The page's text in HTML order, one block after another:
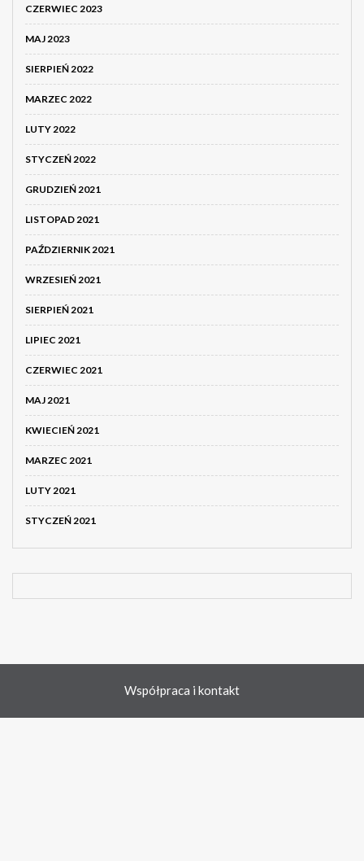
CZERWIEC 2023
MAJ 2023
SIERPIEŃ 2022
MARZEC 2022
LUTY 2022
STYCZEŃ 2022
GRUDZIEŃ 2021
LISTOPAD 2021
PAŹDZIERNIK 2021
WRZESIEŃ 2021
SIERPIEŃ 2021
LIPIEC 2021
CZERWIEC 2021
MAJ 2021
KWIECIEŃ 2021
MARZEC 2021
LUTY 2021
STYCZEŃ 2021
Współpraca i kontakt